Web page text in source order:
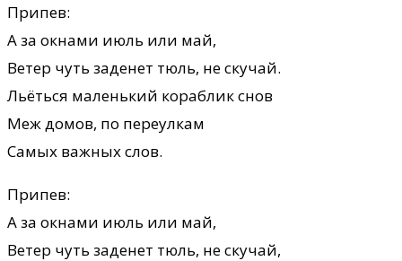
Припев:
А за окнами июль или май,
Ветер чуть заденет тюль, не скучай.
Льёться маленький кораблик снов
Меж домов, по переулкам
Самых важных слов.
Припев:
А за окнами июль или май,
Ветер чуть заденет тюль, не скучай,